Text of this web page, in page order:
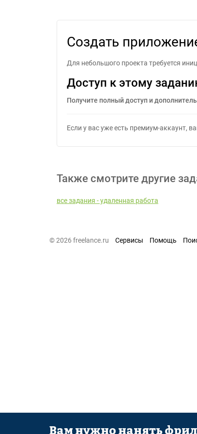
Создать
Для небольшого проекта требуется
Доступ к этому
Получите полный доступ и
Если у вас уже есть премиум-аккаунт,
Также смотрите другие
все задания - удаленная работа
© 2026 freelance.ru Сервисы Помощь
Вам нужно нанять